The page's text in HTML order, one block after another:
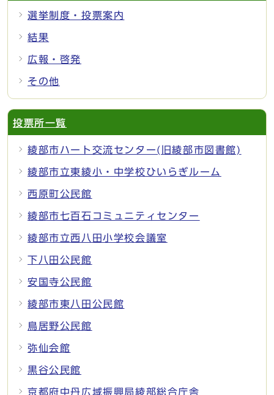
選挙制度・投票案内
結果
広報・啓発
その他
投票所一覧
綾部市ハート交流センター(旧綾部市図書館)
綾部市立東綾小・中学校ひいらぎルーム
西原町公民館
綾部市七百石コミュニティセンター
綾部市立西八田小学校会議室
下八田公民館
安国寺公民館
綾部市東八田公民館
鳥居野公民館
弥仙会館
黒谷公民館
京都府中丹広域振興局綾部総合庁舎